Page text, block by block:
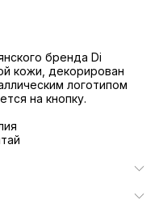
бренда Di
кожи, декорирован
логотипом
на кнопку.